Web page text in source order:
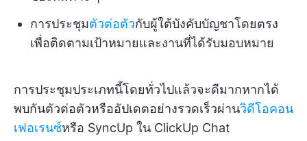
การประชุมตัวต่อตัวกับผู้ใต้บังคับบัญชาโดยตรง
เพื่อติดตามเป้าหมายและงานที่ได้รับมอบหมาย
การประชุมประเภทนี้โดยทั่วไปแล้วจะดีมากหากได้
พบกันตัวต่อตัวหรืออัปเดตอย่างรวดเร็วผ่านวิดีโอคอน
เฟอเรนซ์หรือ SyncUp ใน ClickUp Chat